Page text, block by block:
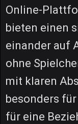
Online-
bieten einen
einander auf
ohne
mit klaren
besonders
für eine